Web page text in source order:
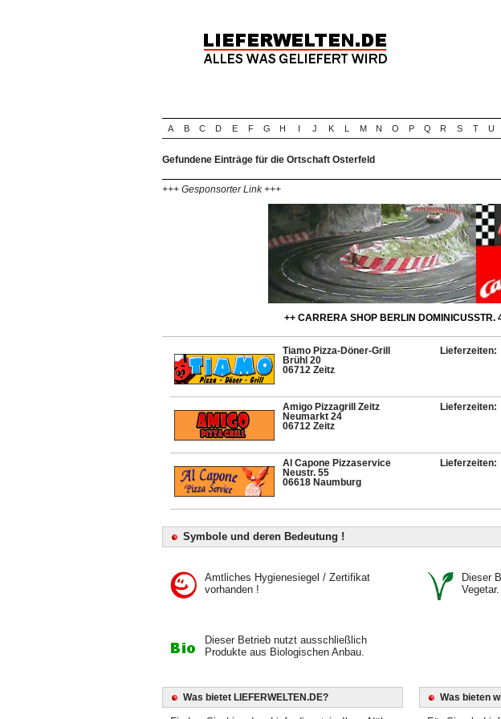
A B C D E F G H I J K L M N O P Q R S T U
Gefundene Einträge für die Ortschaft Osterfeld
+++ Gesponsorter Link +++
++ CARRERA SHOP BERLIN
Tiamo Pizza-Döner-Grill
Brühl 20
06712 Zeitz
Lieferzeiten:
Amigo Pizzagrill Zeitz
Neumarkt 24
06712 Zeitz
Lieferzeiten:
Al Capone Pizzaservice
Neustr. 55
06618 Naumburg
Lieferzeiten:
Symbole und deren Bedeutung !
Amtliches Hygienesiegel / Zertifikat
vorhanden !
Dieser
Dieser Betrieb nutzt ausschließlich
Produkte aus Biologischen Anbau.
Was bietet LIEFERWELTEN.DE? Was bieten